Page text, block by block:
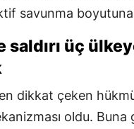
savunma boyutuna
saldırı üç
dikkat çeken
oldu. Buna